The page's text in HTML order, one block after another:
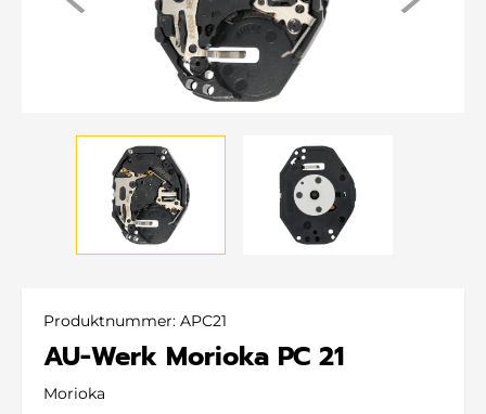
Produktnummer: APC21
AU-Werk Morioka PC 21
Morioka